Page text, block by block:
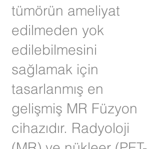
tümörün ameliyat
edilmeden yok
edilebilmesini
sağlamak için
tasarlanmış en
gelişmiş MR Füzyon
cihazıdır. Radyoloji